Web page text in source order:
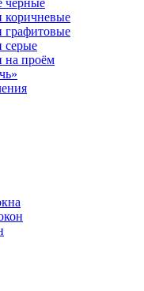
черные
коричневые
графитовые
серые
на проём